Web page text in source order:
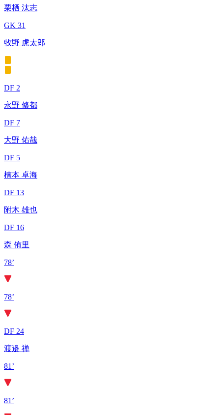
栗栖 汰志
GK 31
牧野 虎太郎
DF 2
永野 修都
DF 7
大野 佑哉
DF 5
楠本 卓海
DF 13
附木 雄也
DF 16
森 侑里
78’
78’
DF 24
渡邉 禅
81’
81’